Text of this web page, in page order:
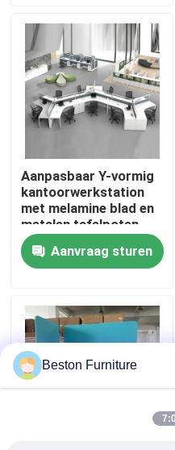
Producten
Over ons
Kwaliteitscontrole
Neem contact met ons
Gevallen
Blog
Aanpasbaar Y-vormig
kantoorwerkstation
met melamine blad en
metalen tafelpoten
Aanvraag sturen
Beston Furniture